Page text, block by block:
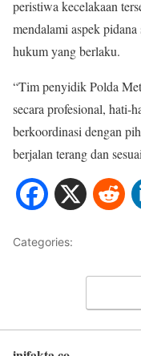
peristiwa kecelakaan
mendalami aspek
hukum yang berlaku.
“Tim penyidik Polda
secara profesional, hati-
berkoordinasi dengan
berjalan terang dan
Categories: